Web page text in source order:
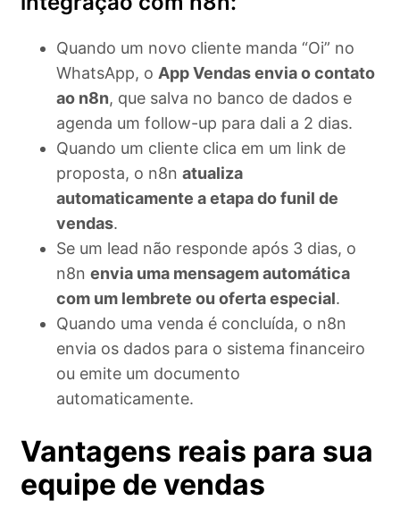
Quando um novo cliente manda “Oi” no
WhatsApp, o App Vendas envia o contato
ao n8n, que salva no banco de dados e
agenda um follow-up para dali a 2 dias.
Quando um cliente clica em um link de
proposta, o n8n atualiza
automaticamente a etapa do funil de
vendas.
Se um lead não responde após 3 dias, o
n8n envia uma mensagem automática
com um lembrete ou oferta especial.
Quando uma venda é concluída, o n8n
envia os dados para o sistema financeiro
ou emite um documento
automaticamente.
Vantagens reais para sua
equipe de vendas